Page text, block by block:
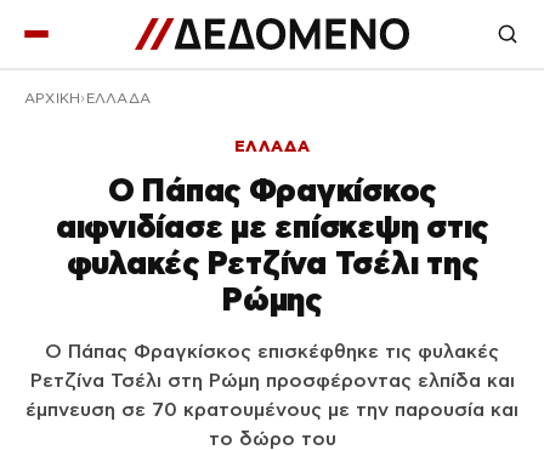
ΑΡΧΙΚΉ ΕΛΛΑΔΑ
ΕΛΛΑΔΑ
Ο Πάπας Φραγκίσκος
αιφνιδίασε με επίσκεψη στις
φυλακές Ρετζίνα Τσέλι της
Ρώμης
Ο Πάπας Φραγκίσκος επισκέφθηκε τις φυλακές
Ρετζίνα Τσέλι στη Ρώμη προσφέροντας ελπίδα και
έμπνευση σε 70 κρατουμένους με την παρουσία και
το δώρο του